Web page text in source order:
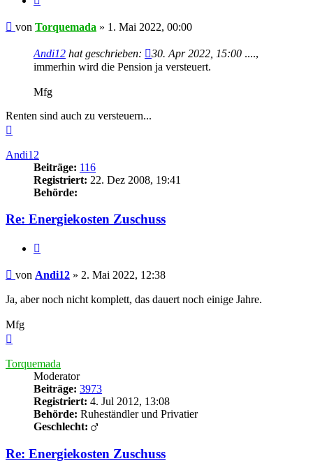
Beitrag
von Torquemada » 1. Mai 2022, 00:00
Andi12 hat geschrieben: 30. Apr 2022, 15:00 ....,
immerhin wird die Pension ja versteuert.
Mfg
Renten sind auch zu versteuern...
Andi12
Beiträge: 116
Registriert: 22. Dez 2008, 19:41
Behörde:
Re: Energiekosten Zuschuss
Beitrag
von Andi12 » 2. Mai 2022, 12:38
Ja, aber noch nicht komplett, das dauert noch einige Jahre.
Mfg
Torquemada
Moderator
Beiträge: 3973
Registriert: 4. Jul 2012, 13:08
Behörde: Ruheständler und Privatier
Geschlecht:
Re: Energiekosten Zuschuss